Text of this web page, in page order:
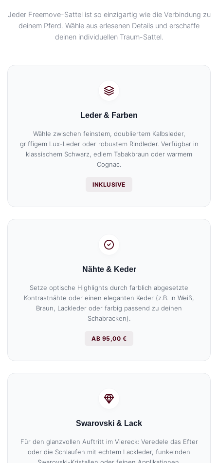
Jeder Freemove-Sattel ist so einzigartig wie die Verbindung zu
deinem Pferd. Wähle aus erlesenen Details und erschaffe
deinen individuellen Traum-Sattel.
Leder & Farben
Wähle zwischen feinstem, doubliertem Kalbsleder,
griffigem Lux-Leder oder robustem Rindleder. Verfügbar in
klassischem Schwarz, edlem Tabakbraun oder warmem
Cognac.
INKLUSIVE
Nähte & Keder
Setze optische Highlights durch farblich abgesetzte
Kontrastnähte oder einen eleganten Keder (z.B. in Weiß,
Braun, Lackleder oder farbig passend zu deinen
Schabracken).
AB 95,00 €
Swarovski & Lack
Für den glanzvollen Auftritt im Viereck: Veredele das Efter
oder die Schlaufen mit echtem Lackleder, funkelnden